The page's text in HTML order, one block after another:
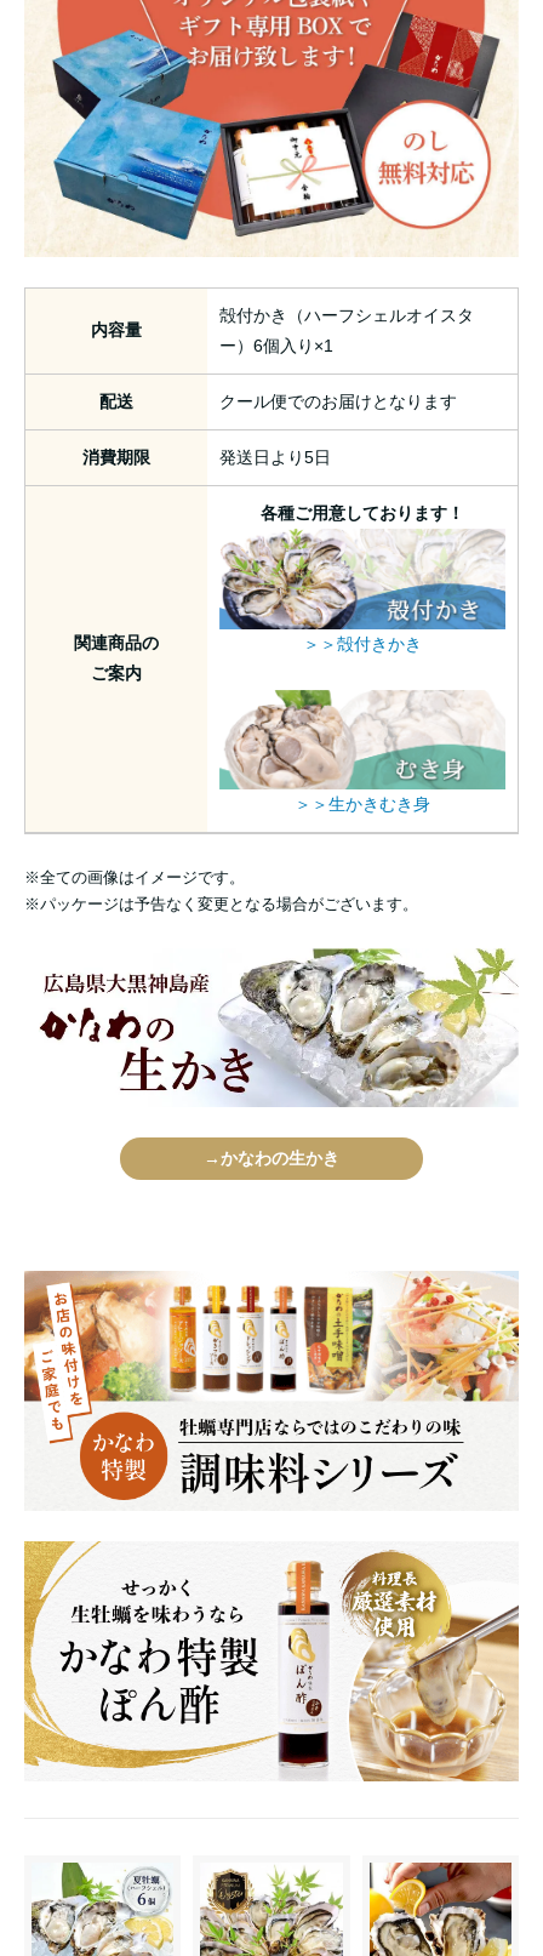
内容量
殻付かき（ハーフシェルオイスタ
ー）6個入り×1
配送 クール便でのお届けとなります
消費期限 発送日より5日
関連商品の
ご案内
各種ご用意しております！
＞＞殻付きかき
＞＞生かきむき身
※全ての画像はイメージです。
※パッケージは予告なく変更となる場合がございます。
→かなわの生かき